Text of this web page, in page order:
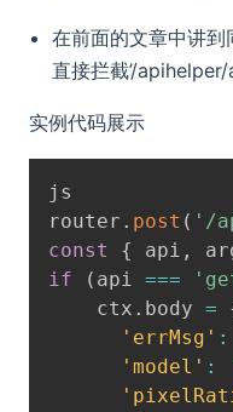
在前面的文章中讲
直接拦截’/
实例代码展示
router . post ( '/
const
{ api ,
if
( api ===
    ctx
. body =
'errMsg' :
'model' :